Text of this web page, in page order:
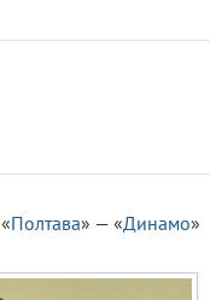
«Полтава» — «Динамо»